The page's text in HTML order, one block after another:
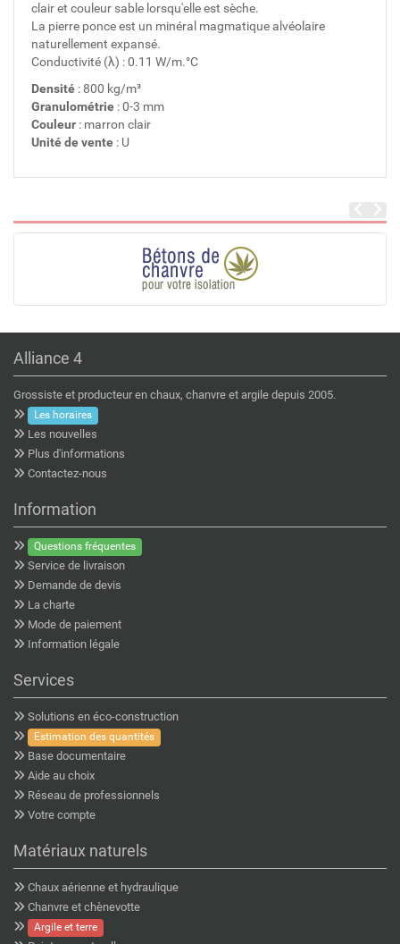
clair et couleur sable lorsqu'elle est sèche.
La pierre ponce est un minéral magmatique alvéolaire
naturellement expansé.
Conductivité (λ) : 0.11 W/m.°C
Densité : 800 kg/m³
Granulométrie : 0-3 mm
Couleur : marron clair
Unité de vente : U
Alliance 4
Grossiste et producteur en chaux, chanvre et argile depuis 2005.
Les horaires
Les nouvelles
Plus d'informations
Contactez-nous
Information
Questions fréquentes
Service de livraison
Demande de devis
La charte
Mode de paiement
Information légale
Services
Solutions en éco-construction
Estimation des quantités
Base documentaire
Aide au choix
Réseau de professionnels
Votre compte
Matériaux naturels
Chaux aérienne et hydraulique
Chanvre et chènevotte
Argile et terre